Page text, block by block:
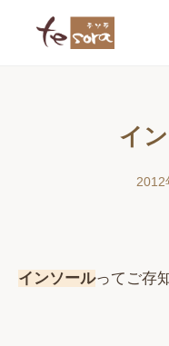
イ
2012
インソールってご存